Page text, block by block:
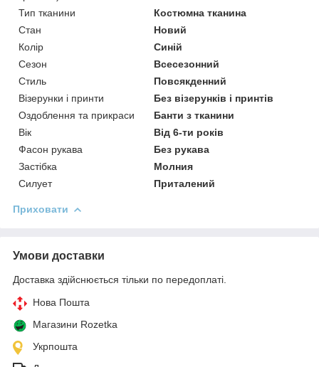
Тип тканини
Костюмна тканина
Стан
Новий
Колір
Синій
Сезон
Всесезонний
Стиль
Повсякденний
Візерунки і принти
Без візерунків і принтів
Оздоблення та прикраси
Банти з тканини
Вік
Від 6-ти років
Фасон рукава
Без рукава
Застібка
Молния
Силует
Приталений
Приховати
Умови доставки
Доставка здійснюється тільки по передоплаті.
Нова Пошта
Магазини Rozetka
Укрпошта